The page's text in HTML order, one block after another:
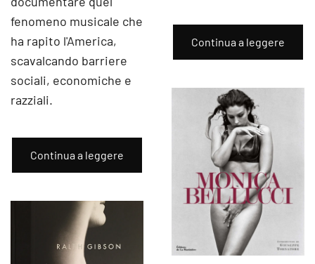
fenomeno musicale che
ha rapito l'America,
scavalcando barriere
sociali, economiche e
razziali.
Continua a leggere
Continua a leggere